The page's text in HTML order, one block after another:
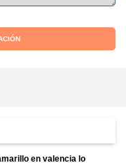
en valencia lo